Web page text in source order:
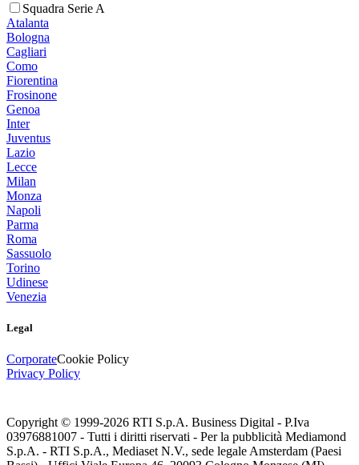
Squadra Serie A
Atalanta
Bologna
Cagliari
Como
Fiorentina
Frosinone
Genoa
Inter
Juventus
Lazio
Lecce
Milan
Monza
Napoli
Parma
Roma
Sassuolo
Torino
Udinese
Venezia
Legal
CorporateCookie Policy
Privacy Policy
Copyright © 1999-2026 RTI S.p.A. Business Digital - P.Iva
03976881007 - Tutti i diritti riservati - Per la pubblicità Mediamond
S.p.A. - RTI S.p.A., Mediaset N.V., sede legale Amsterdam (Paesi